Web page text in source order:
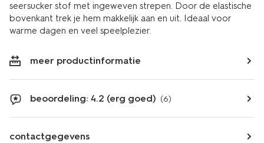
seersucker stof met ingeweven strepen. Door de elastische
bovenkant trek je hem makkelijk aan en uit. Ideaal voor
warme dagen en veel speelplezier.
meer productinformatie
beoordeling: 4.2 (erg goed) (6)
contactgegevens